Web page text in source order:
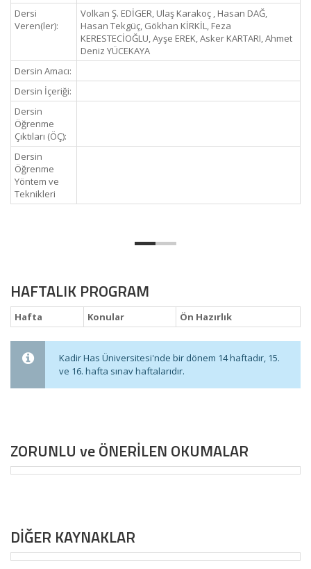
Dersi
Veren(ler):
Volkan Ş. EDİGER, Ulaş Karakoç , Hasan DAĞ,
Hasan Tekgüç, Gökhan KİRKİL, Feza
KERESTECİOĞLU, Ayşe EREK, Asker KARTARI, Ahmet
Deniz YÜCEKAYA
Dersin Amacı:
Dersin İçeriği:
Dersin
Öğrenme
Çıktıları (ÖÇ):
Dersin
Öğrenme
Yöntem ve
Teknikleri
HAFTALIK PROGRAM
Hafta Konular Ön Hazırlık
Kadir Has Üniversitesi'nde bir dönem 14 haftadır, 15.
ve 16. hafta sınav haftalarıdır.
ZORUNLU ve ÖNERİLEN OKUMALAR
DİĞER KAYNAKLAR